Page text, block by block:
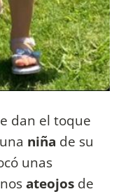
dan el toque
niña de su
unas
ateojos de